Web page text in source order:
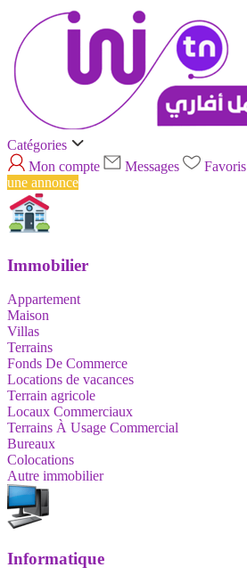
Catégories
Mon compte
Messages Favoris
une annonce
Immobilier
Appartement
Maison
Villas
Terrains
Fonds De Commerce
Locations de vacances
Terrain agricole
Locaux Commerciaux
Terrains À Usage Commercial
Bureaux
Colocations
Autre immobilier
Informatique